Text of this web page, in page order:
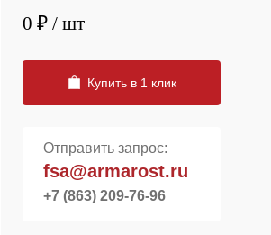
0 ₽ / шт
Купить в 1 клик
Отправить запрос:
fsa@armarost.ru
+7 (863) 209-76-96